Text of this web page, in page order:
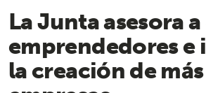
La Junta asesora
emprendedores e
la creación de